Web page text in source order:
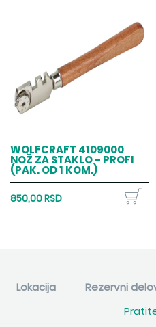
WOLFCRAFT 4109000
NOŽ ZA STAKLO - PROFI
(PAK. OD 1 KOM.)
850,00 RSD
Lokacija Rezervni